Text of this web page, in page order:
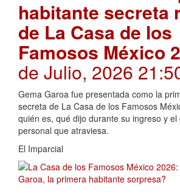
habitante secreta
de La Casa de los
Famosos México
de Julio, 2026
Gema Garoa fue presentada como la
secreta de La Casa de los Famosos
quién es, qué dijo durante su ingreso y
personal que atraviesa.
El Imparcial